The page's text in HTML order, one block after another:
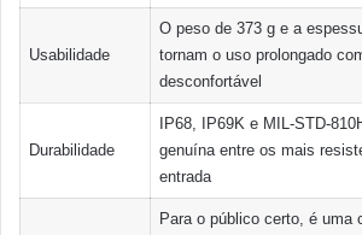
Usabilidade
O peso de 373 g e a
tornam o uso prolongado
desconfortável
Durabilidade
IP68, IP69K e MIL-STD-
genuína entre os mais
entrada
Para o público certo, é uma